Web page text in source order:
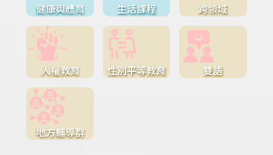
健康與體育 生活課程 跨領域
人權教育 性別平等教育 雙語
地方輔導群